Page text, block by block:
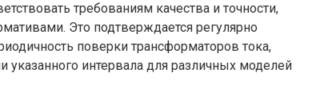
требованиям качества и точности,
Это подтверждается регулярно
поверки трансформаторов тока,
интервала для различных моделей